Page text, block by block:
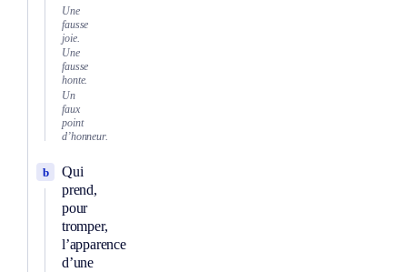
Une
fausse
joie.
Une
fausse
honte.
Un
faux
point
d’honneur.
Qui
prend,
pour
tromper,
l’apparence
d’une
b